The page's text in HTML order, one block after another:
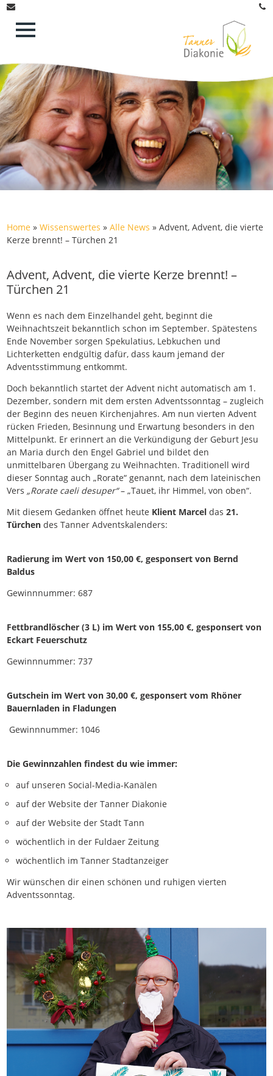
Home »Wissenswertes »Alle News »Advent, Advent, die vierte
Kerze brennt! – Türchen 21
Advent, Advent, die vierte Kerze brennt! –
Türchen 21
Wenn es nach dem Einzelhandel geht, beginnt die
Weihnachtszeit bekanntlich schon im September. Spätestens
Ende November sorgen Spekulatius, Lebkuchen und
Lichterketten endgültig dafür, dass kaum jemand der
Adventsstimmung entkommt.
Doch bekanntlich startet der Advent nicht automatisch am 1.
Dezember, sondern mit dem ersten Adventssonntag – zugleich
der Beginn des neuen Kirchenjahres. Am nun vierten Advent
rücken Frieden, Besinnung und Erwartung besonders in den
Mittelpunkt. Er erinnert an die Verkündigung der Geburt Jesu
an Maria durch den Engel Gabriel und bildet den
unmittelbaren Übergang zu Weihnachten. Traditionell wird
dieser Sonntag auch „Rorate“ genannt, nach dem lateinischen
Vers„Rorate caeli desuper“– „Tauet, ihr Himmel, von oben“.
Mit diesem Gedanken öffnet heute Klient Marcel das21.
Türchendes Tanner Adventskalenders:
Radierung im Wert von 150,00 €, gesponsert von Bernd
Baldus
Gewinnnummer: 687
Fettbrandlöscher (3 L) im Wert von 155,00 €, gesponsert von
Eckart Feuerschutz
Gewinnnummer: 737
Gutschein im Wert von 30,00 €, gesponsert vom Rhöner
Bauernladen in Fladungen
Gewinnnummer: 1046
Die Gewinnzahlen findest du wie immer:
auf unseren Social-Media-Kanälen
auf der Website der Tanner Diakonie
auf der Website der Stadt Tann
wöchentlich in der Fuldaer Zeitung
wöchentlich im Tanner Stadtanzeiger
Wir wünschen dir einen schönen und ruhigen vierten
Adventssonntag.